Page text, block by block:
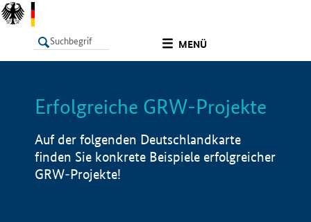
MENÜ
LISTE Info
Erfolgreiche GRW-Projekte
Auf der folgenden Deutschlandkarte
finden Sie konkrete Beispiele erfolgreicher
GRW-Projekte!